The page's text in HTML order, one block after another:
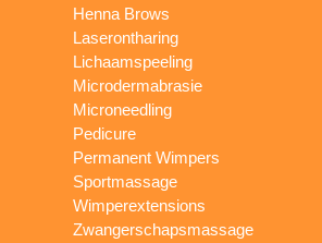
Henna Brows
Laserontharing
Lichaamspeeling
Microdermabrasie
Microneedling
Pedicure
Permanent Wimpers
Sportmassage
Wimperextensions
Zwangerschapsmassage